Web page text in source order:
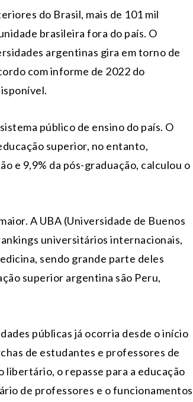
do Brasil, mais de 101 mil
brasileira fora do país. O
argentinas gira em torno de
com informe de 2022 do
público de ensino do país. O
superior, no entanto,
e 9,9% da pós-graduação, calculou o
A UBA (Universidade de Buenos
universitários internacionais,
sendo grande parte deles
superior argentina são Peru,
públicas já ocorria desde o início
de estudantes e professores de
libertário, o repasse para a educação
de professores e o funcionamentos